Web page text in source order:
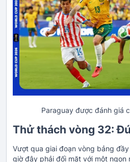
Paraguay được đánh giá
Thử thách vòng 32:
Vượt qua giai đoạn vòng bảng
giờ đây phải đối mặt với một ngọn